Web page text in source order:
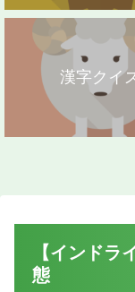
漢字クイ
【インドラ
態